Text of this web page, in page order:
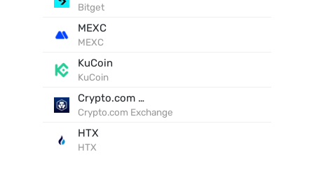
Bitget
MEXC
MEXC
KuCoin
KuCoin
Crypto.com Exchange
Crypto.com Exchange
HTX
HTX